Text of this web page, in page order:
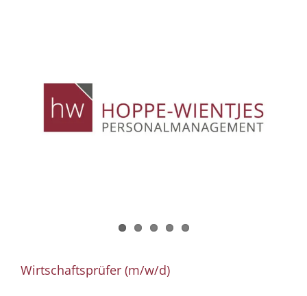
Wirtschaftsprüfer (m/w/d)